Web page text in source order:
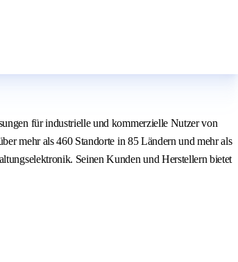
für industrielle und kommerzielle Nutzer von
mehr als 460 Standorte in 85 Ländern und mehr als
Seinen Kunden und Herstellern bietet